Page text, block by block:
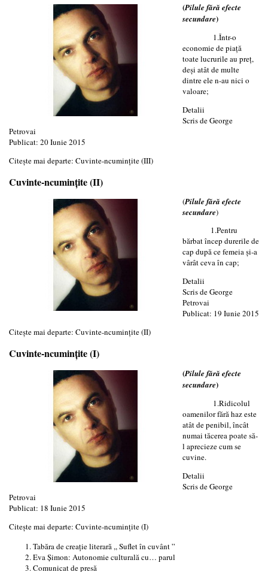
(Pilule fără efecte
secundare)
1.Într-o
economie de piaţă
toate lucrurile au preţ,
deşi atât de multe
dintre ele n-au nici o
valoare;
Detalii
Scris deGeorge
Petrovai
Publicat: 20 Iunie 2015
Citește mai departe: Cuvinte-ncuminţite (III)
Cuvinte-ncuminţite (II)
(Pilule fără efecte
secundare)
1.Pentru
bărbat încep durerile de
cap după ce femeia şi-a
vârât ceva în cap;
Detalii
Scris deGeorge
Petrovai
Publicat: 19 Iunie 2015
Citește mai departe: Cuvinte-ncuminţite (II)
Cuvinte-ncumințite (I)
(Pilule fără efecte
secundare)
1.Ridicolul
oamenilor fără haz este
atât de penibil, încât
numai tăcerea poate să-
l aprecieze cum se
cuvine.
Detalii
Scris deGeorge
Petrovai
Publicat: 18 Iunie 2015
Citește mai departe: Cuvinte-ncumințite (I)
Tabăra de creaţie literară ,, Suflet în cuvânt ”
Eva Șimon: Autonomie culturală cu… parul
Comunicat de presă